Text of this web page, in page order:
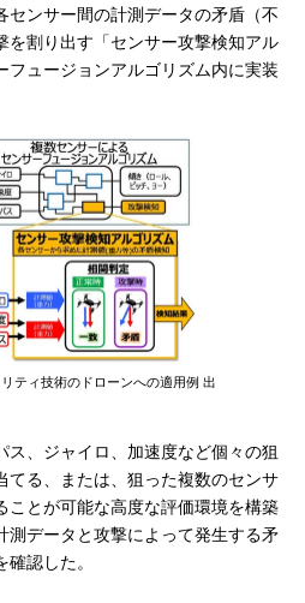
センサー間の計測データの矛盾（不
を割り出す「センサー攻撃検知アル
フュージョンアルゴリズム内に実装
ティ技術のドローンへの適用例 出
、ジャイロ、加速度など個々の狙
てる、または、狙った複数のセンサ
ことが可能な高度な評価環境を構築
測データと攻撃によって発生する矛
認した。